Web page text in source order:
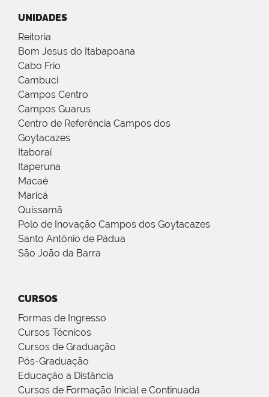
UNIDADES
Reitoria
Bom Jesus do Itabapoana
Cabo Frio
Cambuci
Campos Centro
Campos Guarus
Centro de Referência Campos dos
Goytacazes
Itaboraí
Itaperuna
Macaé
Maricá
Quissamã
Polo de Inovação Campos dos Goytacazes
Santo Antônio de Pádua
São João da Barra
CURSOS
Formas de Ingresso
Cursos Técnicos
Cursos de Graduação
Pós-Graduação
Educação a Distância
Cursos de Formação Inicial e Continuada